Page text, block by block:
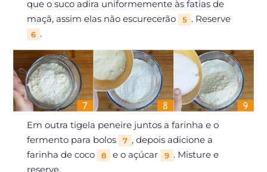
que o suco adira uniformemente às fatias de
maçã, assim elas não escurecerão
5 . Reserve
6 .
Em outra tigela peneire juntos a farinha e o
fermento para bolos
7 , depois adicione a
farinha de coco
8 e o açúcar 9 . Misture e
reserve.